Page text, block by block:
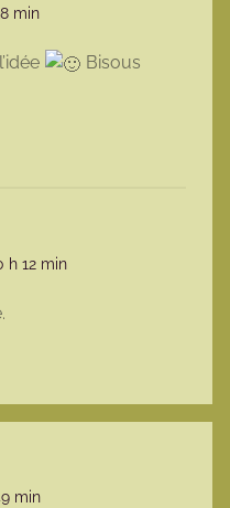
min
Bisous
h 12 min
min